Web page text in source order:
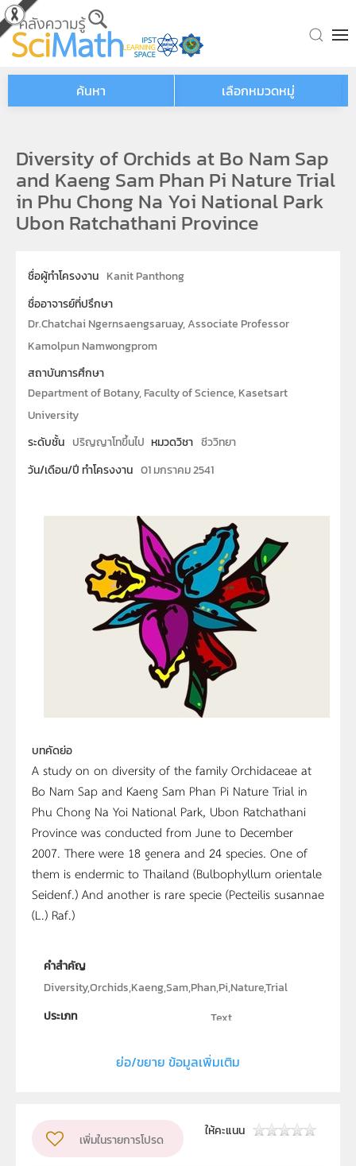
Skip to main content
ค้นหา เลือกหมวดหมู่
Diversity of Orchids at Bo Nam Sap
and Kaeng Sam Phan Pi Nature Trial
in Phu Chong Na Yoi National Park
Ubon Ratchathani Province
ชื่อผู้ทำโครงงาน Kanit Panthong
ชื่ออาจารย์ที่ปรึกษา
Dr.Chatchai Ngernsaengsaruay, Associate Professor
Kamolpun Namwongprom
สถาบันการศึกษา
Department of Botany, Faculty of Science, Kasetsart
University
ระดับชั้น ปริญญาโทขึ้นไป หมวดวิชา ชีววิทยา
วัน/เดือน/ปี ทำโครงงาน 01 มกราคม 2541
บทคัดย่อ
A study on on diversity of the family Orchidaceae at
Bo Nam Sap and Kaeng Sam Phan Pi Nature Trial in
Phu Chong Na Yoi National Park, Ubon Ratchathani
Province was conducted from June to December
2007. There were 18 genera and 24 species. One of
them is endermic to Thailand (Bulbophyllum orientale
Seidenf.) And another is rare specie (Pecteilis susannae
(L.) Raf.)
คำสำคัญ
Diversity,Orchids,Kaeng,Sam,Phan,Pi,Nature,Trial
ประเภท
Text
Department of Botany, Faculty of Science, Kasetsart
Kanit Panthong
ระดับชั้น
ย่อ/ขยาย ข้อมูลเพิ่มเติม
เพิ่มในรายการโปรด
ให้คะแนน